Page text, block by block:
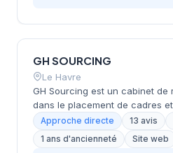
GH SOURCING
Le Havre
GH Sourcing est un cabinet de
dans le placement de cadres
secteur industriel en Normandie
au Havre depuis 2008, le
métier reconnue pour
Approche directe 13 avis
1 ans d'ancienneté
Site web